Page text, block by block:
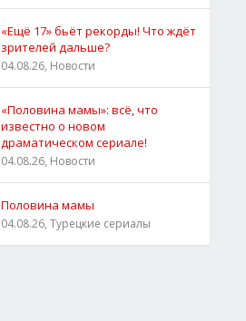
«Ещё 17» бьёт рекорды! Что ждёт
зрителей дальше?
04.08.26, Новости
«Половина мамы»: всё, что
известно о новом
драматическом сериале!
04.08.26, Новости
Половина мамы
04.08.26, Турецкие сериалы